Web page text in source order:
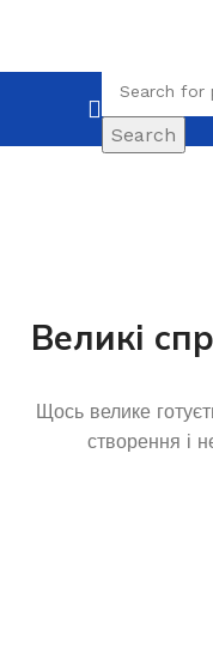
Search
Великі
Щось велике
створення і